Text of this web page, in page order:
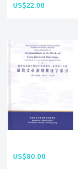
US$22.00
US$80.00